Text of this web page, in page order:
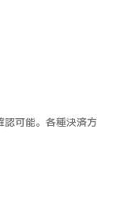
可能。各種決済方